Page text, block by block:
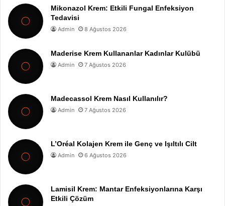
Mikonazol Krem: Etkili Fungal Enfeksiyon
Tedavisi
Admin 8 Ağustos 2026
Maderise Krem Kullananlar Kadınlar Kulübü
Admin 7 Ağustos 2026
Madecassol Krem Nasıl Kullanılır?
Admin 7 Ağustos 2026
L’Oréal Kolajen Krem ile Genç ve Işıltılı Cilt
Admin 6 Ağustos 2026
Lamisil Krem: Mantar Enfeksiyonlarına Karşı
Etkili Çözüm